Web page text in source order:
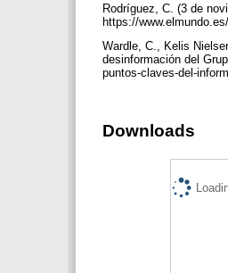
Rodríguez, C. (3 de
https://
Wardle, C., Kelis
desinformación del
puntos-claves-del-
Downloads